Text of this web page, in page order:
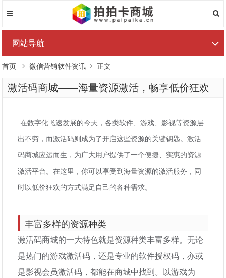
网站导航
首页 微信营销软件资讯 正文
激活码商城——海量资源激活，畅享低价狂欢
在数字化飞速发展的今天，各类软件、游戏、影视等资源层
出不穷，而激活码则成为了开启这些资源的关键钥匙。激活
码商城应运而生，为广大用户提供了一个便捷、实惠的资源
激活平台。在这里，你可以享受到海量资源的激活服务，同
时以低价狂欢的方式满足自己的各种需求。
丰富多样的资源种类
激活码商城的一大特色就是资源种类丰富多样。无论
是热门的游戏激活码，还是专业的软件授权码，亦或
是影视会员激活码，都能在商城中找到。以游戏为